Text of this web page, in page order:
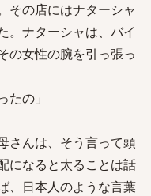
その店にはナターシャ
。ナターシャは、バイ
の女性の腕を引っ張っ
たの」
さんは、そう言って頭
になると太ることは話
、日本人のような言葉